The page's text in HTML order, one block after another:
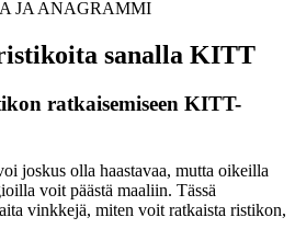
JA ANAGRAMMI
sanalla KITT
ratkaisemiseen KITT-
joskus olla haastavaa, mutta oikeilla
voit päästä maaliin. Tässä
vinkkejä, miten voit ratkaista ristikon,